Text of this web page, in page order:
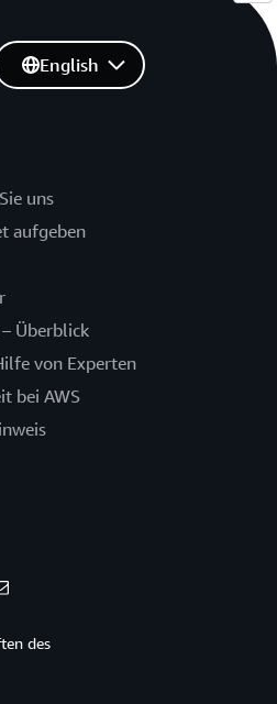
uns
aufgeben
Überblick
von Experten
bei AWS
English
des